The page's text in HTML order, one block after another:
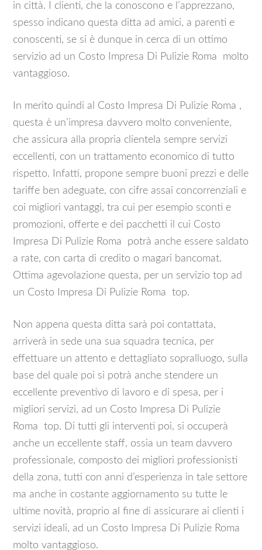
in città. I clienti, che la conoscono e l’apprezzano,
spesso indicano questa ditta ad amici, a parenti e
conoscenti, se si è dunque in cerca di un ottimo
servizio ad un Costo Impresa Di Pulizie Roma molto
vantaggioso.
In merito quindi al Costo Impresa Di Pulizie Roma ,
questa è un’impresa davvero molto conveniente,
che assicura alla propria clientela sempre servizi
eccellenti, con un trattamento economico di tutto
rispetto. Infatti, propone sempre buoni prezzi e delle
tariffe ben adeguate, con cifre assai concorrenziali e
coi migliori vantaggi, tra cui per esempio sconti e
promozioni, offerte e dei pacchetti il cui Costo
Impresa Di Pulizie Roma potrà anche essere saldato
a rate, con carta di credito o magari bancomat.
Ottima agevolazione questa, per un servizio top ad
un Costo Impresa Di Pulizie Roma top.
Non appena questa ditta sarà poi contattata,
arriverà in sede una sua squadra tecnica, per
effettuare un attento e dettagliato sopralluogo, sulla
base del quale poi si potrà anche stendere un
eccellente preventivo di lavoro e di spesa, per i
migliori servizi, ad un Costo Impresa Di Pulizie
Roma top. Di tutti gli interventi poi, si occuperà
anche un eccellente staff, ossia un team davvero
professionale, composto dei migliori professionisti
della zona, tutti con anni d’esperienza in tale settore
ma anche in costante aggiornamento su tutte le
ultime novità, proprio al fine di assicurare ai clienti i
servizi ideali, ad un Costo Impresa Di Pulizie Roma
molto vantaggioso.